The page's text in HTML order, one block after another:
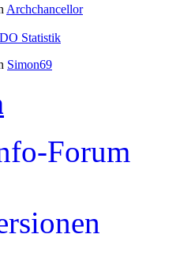
Archchancellor
Statistik
Simon69
Forum